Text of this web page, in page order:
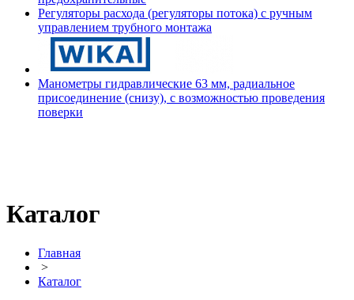
Регуляторы расхода (регуляторы потока) с ручным
управлением трубного монтажа
Манометры гидравлические 63 мм, радиальное
присоединение (снизу), с возможностью проведения
поверки
Каталог
Главная
>
Каталог